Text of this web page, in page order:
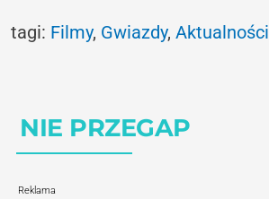
tagi: Filmy, Gwiazdy,Aktualności
NIE PRZEGAP
Reklama